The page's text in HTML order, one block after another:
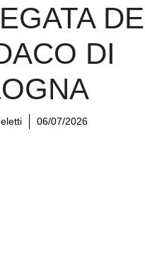
DI
06/07/2026